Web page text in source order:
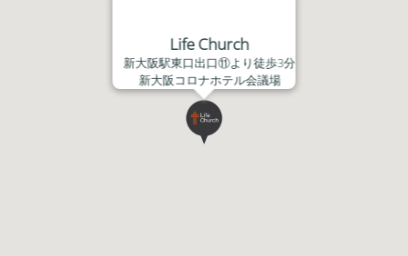
Life Church
新大阪駅東口出口⑪より徒歩3分
新大阪コロナホテル会議場